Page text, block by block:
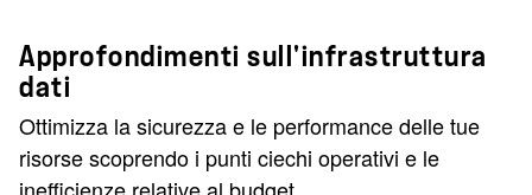
Approfondimenti sull'infrastruttura
dati
Ottimizza la sicurezza e le performance delle tue
risorse scoprendo i punti ciechi operativi e le